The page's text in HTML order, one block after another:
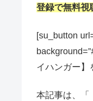
登録で無料視
[su_button
イハンガー
本記事は、「